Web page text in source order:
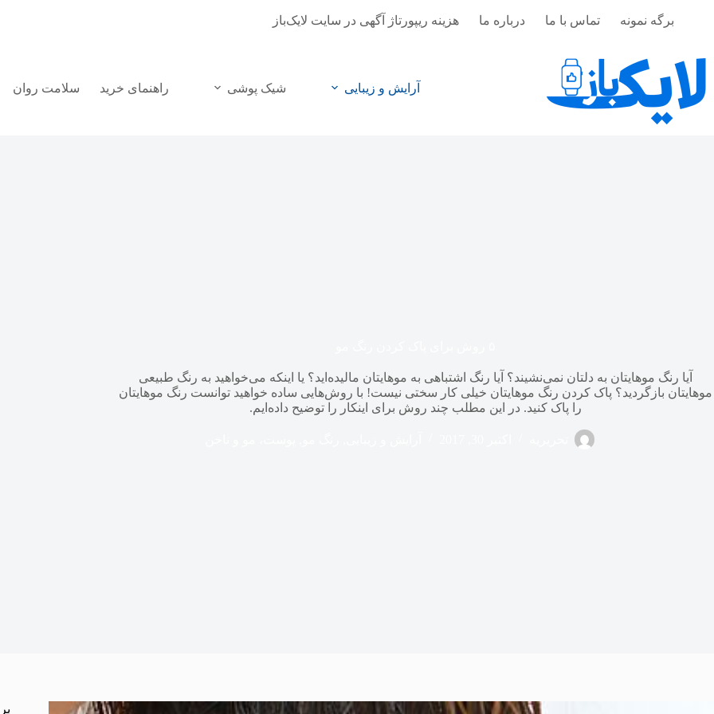
برگه نمونه تماس با ما درباره ما هزینه ریپورتاژ آگهی در سایت لایک‌باز
آرایش و زیبایی شیک پوشی راهنمای خرید سلامت روان
آیا رنگ موهایتان به دلتان نمی‌نشیند؟ آیا رنگ اشتباهی به موهایتان مالیده‌اید؟ یا اینکه می‌خواهید به رنگ طبیعی
موهایتان بازگردید؟ پاک کردن رنگ موهایتان خیلی کار سختی نیست! با روش‌هایی ساده خواهید توانست رنگ موهایتان
را پاک کنید. در این مطلب چند روش برای اینکار را توضیح داده‌ایم.